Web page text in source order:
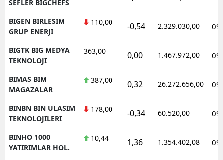
SEFLER BIGCHEFS
BIGEN BIRLESIM
GRUP ENERJI
110,00 -0,54 2.329.030,00
BIGTK BIG MEDYA
TEKNOLOJI
363,00 0,00 1.467.972,00
BIMAS BIM
MAGAZALAR
387,00 0,32 26.272.656,00
BINBN BIN ULASIM
TEKNOLOJILERI
178,00 -0,34 60.520,00
BINHO 1000
YATIRIMLAR HOL.
10,44 1,36 1.354.402,08